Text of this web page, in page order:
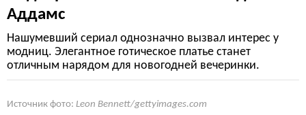
Аддамс
Нашумевший сериал однозначно вызвал интерес у
модниц. Элегантное готическое платье станет
отличным нарядом для новогодней вечеринки.
Источник фото: Leon Bennett/gettyimages.com